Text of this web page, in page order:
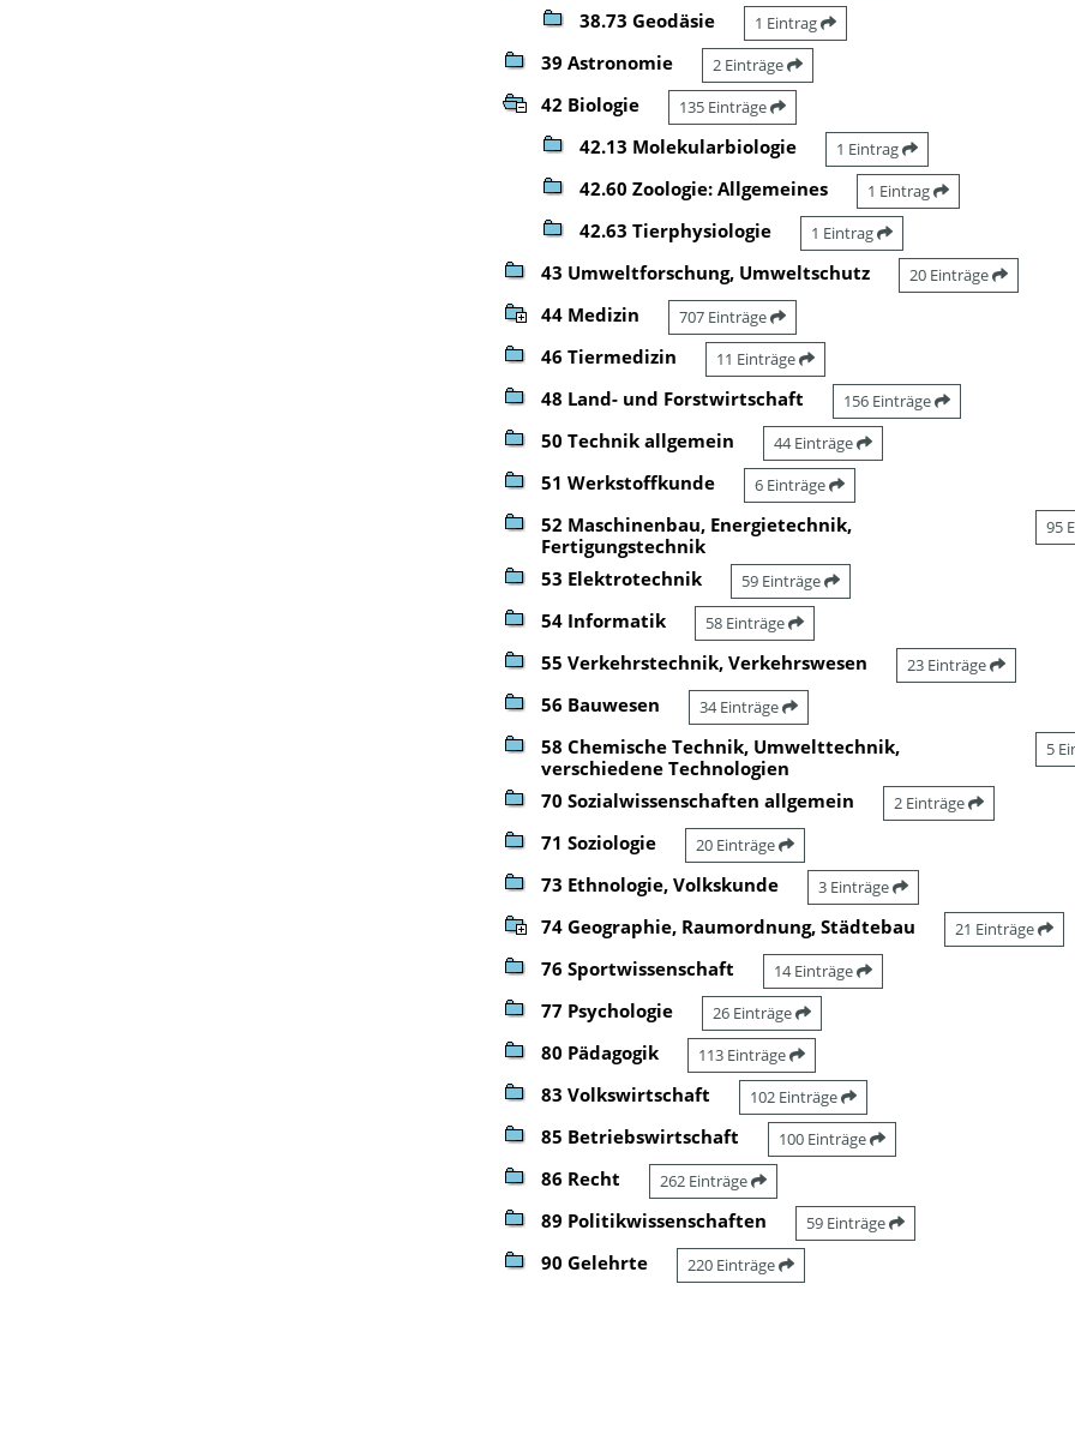
38.73 Geodäsie 1 Eintrag
39 Astronomie 2 Einträge
42 Biologie 135 Einträge
42.13 Molekularbiologie 1 Eintrag
42.60 Zoologie: Allgemeines 1 Eintrag
42.63 Tierphysiologie 1 Eintrag
43 Umweltforschung, Umweltschutz 20 Einträge
44 Medizin 707 Einträge
46 Tiermedizin 11 Einträge
48 Land- und Forstwirtschaft 156 Einträge
50 Technik allgemein 44 Einträge
51 Werkstoffkunde 6 Einträge
52 Maschinenbau, Energietechnik,
Fertigungstechnik
95
53 Elektrotechnik 59 Einträge
54 Informatik 58 Einträge
55 Verkehrstechnik, Verkehrswesen 23 Einträge
56 Bauwesen 34 Einträge
58 Chemische Technik, Umwelttechnik,
verschiedene Technologien
5
70 Sozialwissenschaften allgemein 2 Einträge
71 Soziologie 20 Einträge
73 Ethnologie, Volkskunde 3 Einträge
74 Geographie, Raumordnung, Städtebau 21 Einträge
76 Sportwissenschaft 14 Einträge
77 Psychologie 26 Einträge
80 Pädagogik 113 Einträge
83 Volkswirtschaft 102 Einträge
85 Betriebswirtschaft 100 Einträge
86 Recht 262 Einträge
89 Politikwissenschaften 59 Einträge
90 Gelehrte 220 Einträge